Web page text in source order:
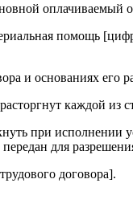
помощь
и основаниях его
каждой
при исполнении
для
договора].